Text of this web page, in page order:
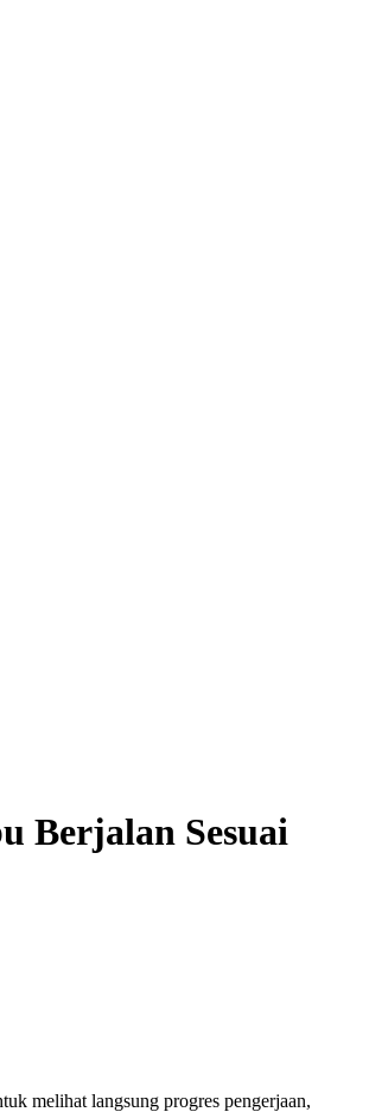
Berjalan Sesuai
melihat langsung progres pengerjaan,